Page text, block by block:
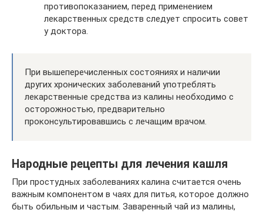
противопоказанием, перед применением
лекарственных средств следует спросить совет
у доктора.
При вышеперечисленных состояниях и наличии
других хронических заболеваний употреблять
лекарственные средства из калины необходимо с
осторожностью, предварительно
проконсультировавшись с лечащим врачом.
Народные рецепты для лечения кашля
При простудных заболеваниях калина считается очень
важным компонентом в чаях для питья, которое должно
быть обильным и частым. Заваренный чай из малины,